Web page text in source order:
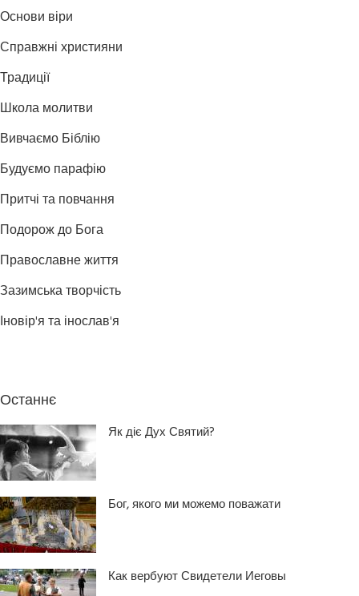
Основи віри
Справжні християни
Традиції
Школа молитви
Вивчаємо Біблію
Будуємо парафію
Притчі та повчання
Подорож до Бога
Православне життя
Зазимська творчість
Іновір'я та інослав'я
Останнє
Як діє Дух Святий?
Бог, якого ми можемо поважати
Как вербуют Свидетели Иеговы